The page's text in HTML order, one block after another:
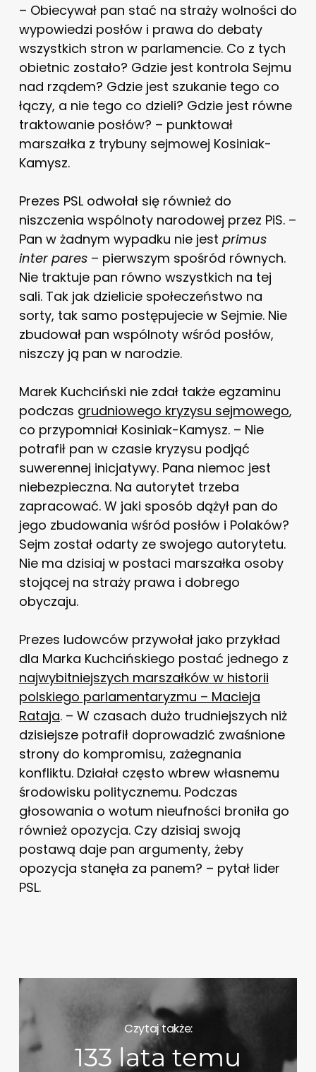
– Obiecywał pan stać na straży wolności do
wypowiedzi posłów i prawa do debaty
wszystkich stron w parlamencie. Co z tych
obietnic zostało? Gdzie jest kontrola Sejmu
nad rządem? Gdzie jest szukanie tego co
łączy, a nie tego co dzieli? Gdzie jest równe
traktowanie posłów? – punktował
marszałka z trybuny sejmowej Kosiniak-
Kamysz.
Prezes PSL odwołał się również do
niszczenia wspólnoty narodowej przez PiS. –
Pan w żadnym wypadku nie jest primus
inter pares– pierwszym spośród równych.
Nie traktuje pan równo wszystkich na tej
sali. Tak jak dzielicie społeczeństwo na
sorty, tak samo postępujecie w Sejmie. Nie
zbudował pan wspólnoty wśród posłów,
niszczy ją pan w narodzie.
Marek Kuchciński nie zdał także egzaminu
podczas grudniowego kryzysu sejmowego,
co przypomniał Kosiniak-Kamysz. – Nie
potrafił pan w czasie kryzysu podjąć
suwerennej inicjatywy. Pana niemoc jest
niebezpieczna. Na autorytet trzeba
zapracować. W jaki sposób dążył pan do
jego zbudowania wśród posłów i Polaków?
Sejm został odarty ze swojego autorytetu.
Nie ma dzisiaj w postaci marszałka osoby
stojącej na straży prawa i dobrego
obyczaju.
Prezes ludowców przywołał jako przykład
dla Marka Kuchcińskiego postać jednego z
najwybitniejszych marszałków w historii
polskiego parlamentaryzmu – Macieja
Rataja. – W czasach dużo trudniejszych niż
dzisiejsze potrafił doprowadzić zwaśnione
strony do kompromisu, zażegnania
konfliktu. Działał często wbrew własnemu
środowisku politycznemu. Podczas
głosowania o wotum nieufności broniła go
również opozycja. Czy dzisiaj swoją
postawą daje pan argumenty, żeby
opozycja stanęła za panem? – pytał lider
PSL.
Czytaj także:
133 lata temu